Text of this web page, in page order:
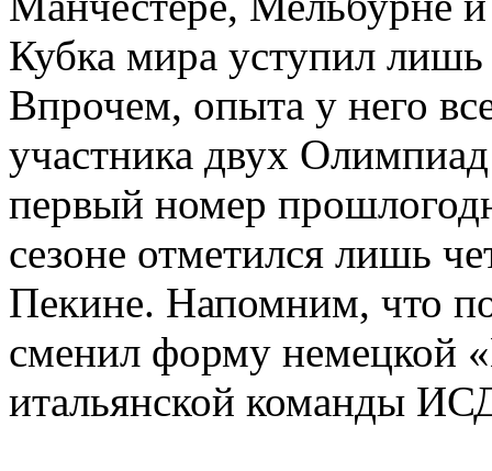
Кубка мира уступил
Впрочем, опыта у него
участника двух
первый номер
сезоне отметился лишь
Пекине. Напомним, что
сменил форму немецкой
итальянской команды